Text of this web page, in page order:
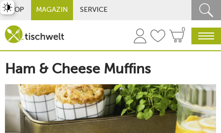
SHOP MAGAZIN SERVICE
0
Ham & Cheese Muffins
umschalten